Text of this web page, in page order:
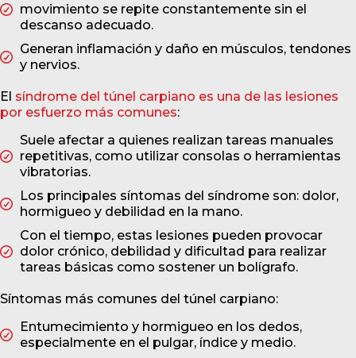
movimiento se repite constantemente sin el
descanso adecuado.
Generan inflamación y daño en músculos, tendones
y nervios.
El síndrome del túnel carpiano es una de las lesiones
por esfuerzo más comunes:
Suele afectar a quienes realizan tareas manuales
repetitivas, como utilizar consolas o herramientas
vibratorias.
Los principales síntomas del síndrome son: dolor,
hormigueo y debilidad en la mano.
Con el tiempo, estas lesiones pueden provocar
dolor crónico, debilidad y dificultad para realizar
tareas básicas como sostener un bolígrafo.
Síntomas más comunes del túnel carpiano:
Entumecimiento y hormigueo en los dedos,
especialmente en el pulgar, índice y medio.